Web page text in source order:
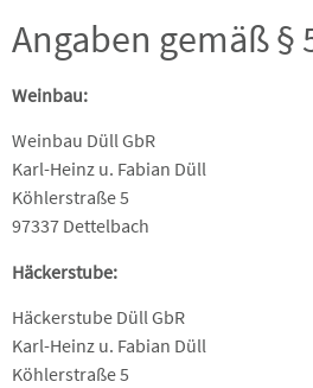
Angaben gemäß §
Weinbau:
Weinbau Düll GbR
Karl-Heinz u. Fabian Düll
Köhlerstraße 5
97337 Dettelbach
Häckerstube:
Häckerstube Düll GbR
Karl-Heinz u. Fabian Düll
Köhlerstraße 5